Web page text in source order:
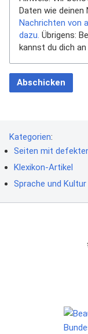
Daten wie deinen
Nachrichten von
dazu. Übrigens:
kannst du dich an
Abschicken
Kategorien:
Seiten mit
Klexikon-Artikel
Sprache und Kultur